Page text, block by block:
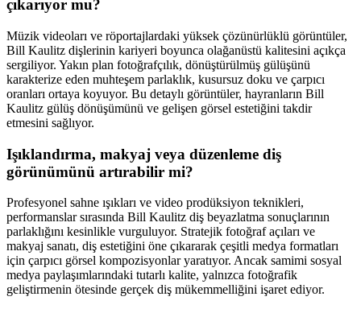
çıkarıyor mu?
Müzik videoları ve röportajlardaki yüksek çözünürlüklü görüntüler,
Bill Kaulitz dişlerinin kariyeri boyunca olağanüstü kalitesini açıkça
sergiliyor. Yakın plan fotoğrafçılık, dönüştürülmüş gülüşünü
karakterize eden muhteşem parlaklık, kusursuz doku ve çarpıcı
oranları ortaya koyuyor. Bu detaylı görüntüler, hayranların Bill
Kaulitz gülüş dönüşümünü ve gelişen görsel estetiğini takdir
etmesini sağlıyor.
Işıklandırma, makyaj veya düzenleme diş
görünümünü artırabilir mi?
Profesyonel sahne ışıkları ve video prodüksiyon teknikleri,
performanslar sırasında Bill Kaulitz diş beyazlatma sonuçlarının
parlaklığını kesinlikle vurguluyor. Stratejik fotoğraf açıları ve
makyaj sanatı, diş estetiğini öne çıkararak çeşitli medya formatları
için çarpıcı görsel kompozisyonlar yaratıyor. Ancak samimi sosyal
medya paylaşımlarındaki tutarlı kalite, yalnızca fotoğrafik
geliştirmenin ötesinde gerçek diş mükemmelliğini işaret ediyor.